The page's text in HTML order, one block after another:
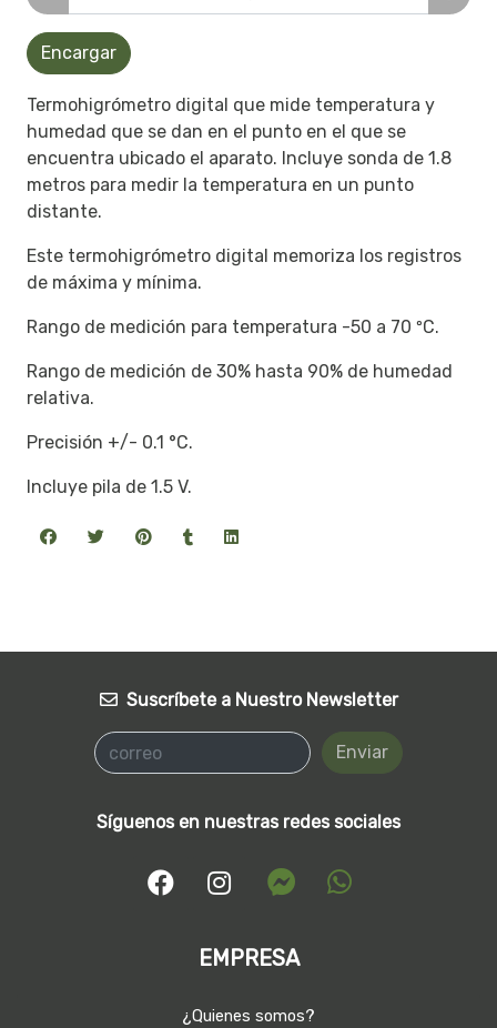
Encargar
Termohigrómetro digital que mide temperatura y
humedad que se dan en el punto en el que se
encuentra ubicado el aparato. Incluye sonda de 1.8
metros para medir la temperatura en un punto
distante.
Este termohigrómetro digital memoriza los registros
de máxima y mínima.
Rango de medición para temperatura -50 a 70 ºC.
Rango de medición de 30% hasta 90% de humedad
relativa.
Precisión +/- 0.1 °C.
Incluye pila de 1.5 V.
Suscríbete a Nuestro Newsletter
Enviar
Síguenos en nuestras redes sociales
EMPRESA
¿Quienes somos?